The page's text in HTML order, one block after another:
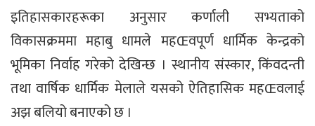
इतिहासकारहरूका अनुसार कर्णाली सभ्यताको
विकासक्रममा महाबु धामले महŒवपूर्ण धार्मिक केन्द्रको
भूमिका निर्वाह गरेको देखिन्छ । स्थानीय संस्कार, किंवदन्ती
तथा वार्षिक धार्मिक मेलाले यसको ऐतिहासिक महŒवलाई
अझ बलियो बनाएको छ ।